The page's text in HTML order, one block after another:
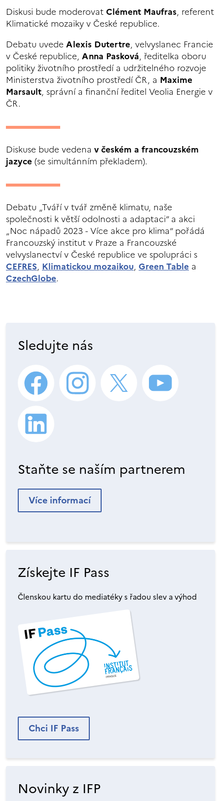
Diskusi bude moderovatClément Maufras, referent
Klimatické mozaiky v České republice.
Debatu uvede Alexis Dutertre, velvyslanec Francie
v České republice, Anna Pasková, ředitelka oboru
politiky životního prostředí a udržitelného rozvoje
Ministerstva životního prostředí ČR, a Maxime
Marsault, správní a finanční ředitel Veolia Energie v
ČR.
Diskuse bude vedena v českém a francouzském
jazyce (se simultánním překladem).
Debatu „Tváří v tvář změně klimatu, naše
společnosti k větší odolnosti a adaptaci“ a akci
„Noc nápadů 2023 - Více akce pro klima“ pořádá
Francouzský institut v Praze a Francouzské
velvyslanectví v České republice ve spolupráci s
CEFRES, Klimatickou mozaikou, Green Table a
CzechGlobe.
Sledujte nás
Staňte se naším partnerem
Více informací
Získejte IF Pass
Členskou kartu do mediatéky s řadou slev a výhod
Chci IF Pass
Novinky z IFP